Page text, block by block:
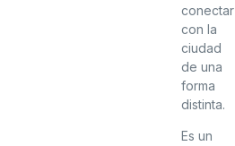
conectar
con la
ciudad
de una
forma
distinta.
Es un